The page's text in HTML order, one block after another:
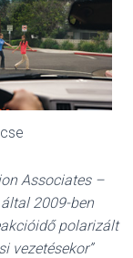
Associates –
2009-ben
polarizált
vezetésekor”